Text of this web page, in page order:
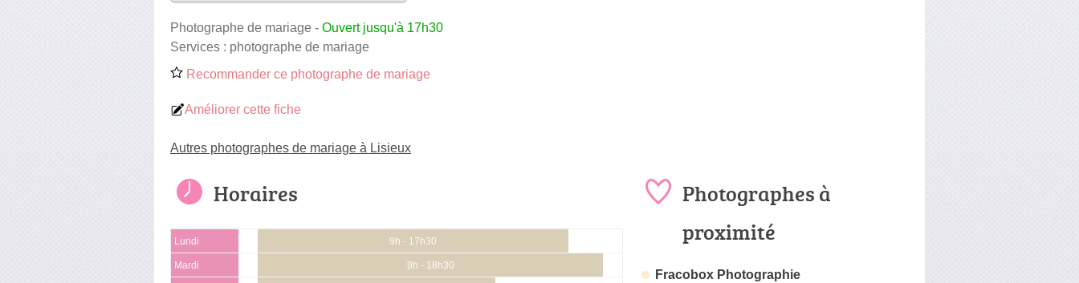
Photographe de mariage - Ouvert jusqu'à 17h30
Services : photographe de mariage
Recommander ce photographe de mariage
Améliorer cette fiche
Autres photographes de mariage à Lisieux
Horaires
Lundi 9h - 17h30
Mardi 9h - 18h30
Photographes à
proximité
Fracobox Photographie